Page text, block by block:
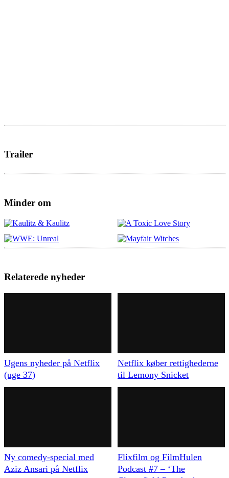
Trailer
Minder om
Relaterede nyheder
Ugens nyheder på Netflix
(uge 37)
Netflix køber rettighederne
til Lemony Snicket
Ny comedy-special med
Aziz Ansari på Netflix
Flixfilm og FilmHulen
Podcast #7 – ‘The